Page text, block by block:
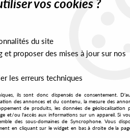
PRESALES EXCLUSIVES
vos cookies ?
du site
et proposer des mises à jour sur nos
les erreurs techniques
ils sont donc dispensés de consentement.
des annonces et du contenu, la mesure des
de produits, les données de géolocalisation
et/ou l'accès aux informations sur un appareil. Si
des sous-domaines de Syncrophone. Vous
en cliquant sur le widget en bas à droite de la